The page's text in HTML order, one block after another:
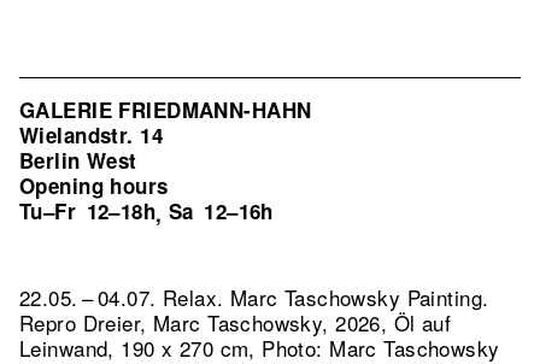
GALERIE FRIEDMANN-HAHN
Wielandstr. 14
Berlin West
Opening hours
Tu–Fr 12–18h, Sa 12–16h
22.05. – 04.07. Relax. Marc Taschowsky Painting.
Repro Dreier, Marc Taschowsky, 2026, Öl auf
Leinwand, 190 x 270 cm, Photo: Marc Taschowsky